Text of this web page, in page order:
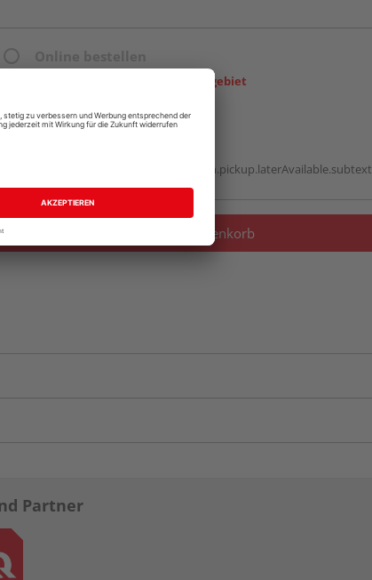
Online bestellen
Ihr Standort ist nicht im Liefergebiet
Beim Händler abholen
vue.ads.priceMerchantBox.option.pickup.laterAvailable.subtext
In den Warenkorb
Partner